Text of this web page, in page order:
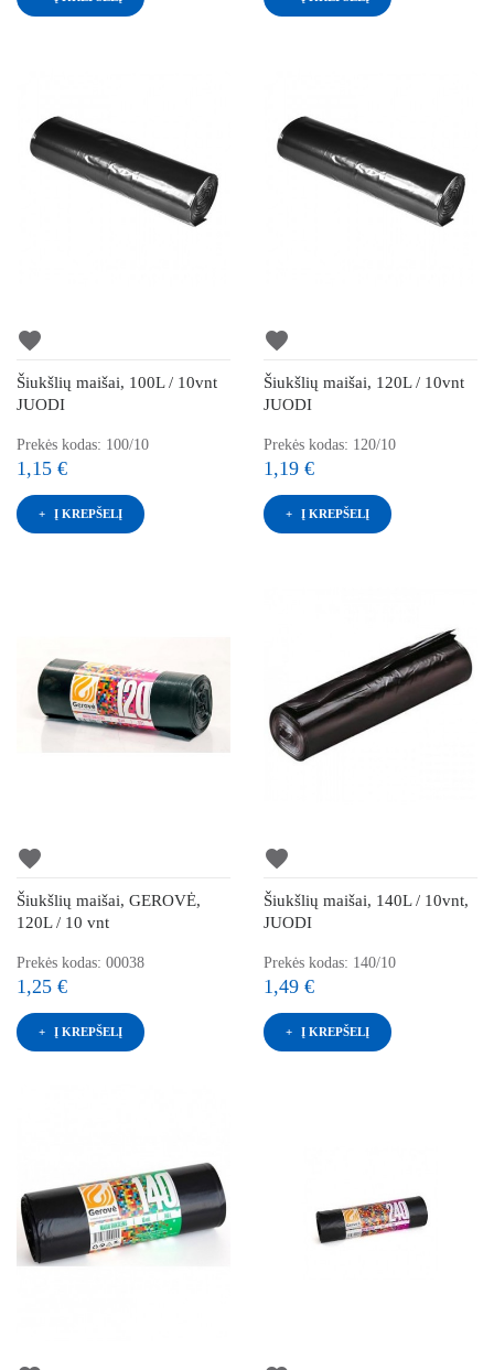
favorite
Šiukšlių maišai, 100L / 10vnt
JUODI
Prekės kodas: 100/10
1,15 €
Į KREPŠELĮ
favorite
Šiukšlių maišai, 120L / 10vnt
JUODI
Prekės kodas: 120/10
1,19 €
Į KREPŠELĮ
favorite
Šiukšlių maišai, GEROVĖ,
120L / 10 vnt
Prekės kodas: 00038
1,25 €
Į KREPŠELĮ
favorite
Šiukšlių maišai, 140L / 10vnt,
JUODI
Prekės kodas: 140/10
1,49 €
Į KREPŠELĮ